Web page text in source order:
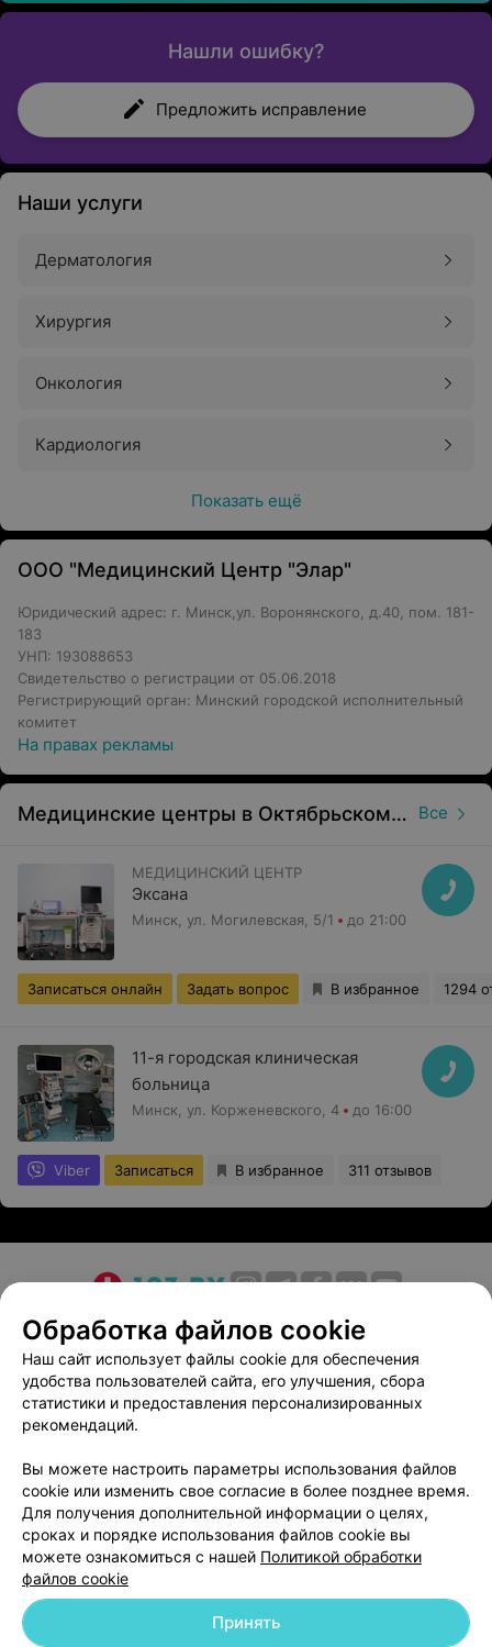
Нашли ошибку?
Предложить исправление
Наши услуги
Дерматология
Хирургия
Онкология
Кардиология
Показать ещё
ООО "Медицинский Центр "Элар"
Юридический адрес: г. Минск,ул. Воронянского, д.40, пом. 181-
183
УНП: 193088653
Свидетельство о регистрации от 05.06.2018
Регистрирующий орган: Минский городской исполнительный
комитет
На правах рекламы
Медицинские центры в Октябрьском районе в Минске Все
МЕДИЦИНСКИЙ ЦЕНТР
Эксана
Минск, ул. Могилевская, 5/1 до 21:00
Записаться онлайн Задать вопрос В избранное 1294
11-я городская клиническая
больница
Минск, ул. Корженевского, 4 до 16:00
Viber Записаться В избранное 311 отзывов
О проекте Новости проекта
Размещение рекламы
Медицинский маркетинг
Публичный договор
Пользовательское соглашение
Способы оплаты
Вакансии
Партнеры
Написать в поддержку
Персональные настройки cookie
Обработка персональных данных
Обработка файлов cookie
Наш сайт использует файлы cookie для обеспечения
удобства пользователей сайта, его улучшения, сбора
статистики и предоставления персонализированных
рекомендаций.
Вы можете настроить параметры использования файлов
cookie или изменить свое согласие в более позднее время.
Для получения дополнительной информации о целях,
сроках и порядке использования файлов cookie вы
можете ознакомиться с нашей Политикой обработки
файлов cookie
Принять